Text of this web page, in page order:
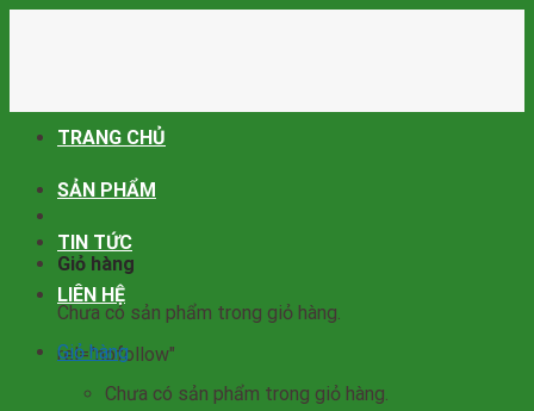
Giỏ hàng
Chưa có sản phẩm trong giỏ hàng.
rel="nofollow"
TRANG CHỦ
SẢN PHẨM
TIN TỨC
LIÊN HỆ
Giỏ hàng
Chưa có sản phẩm trong giỏ hàng.